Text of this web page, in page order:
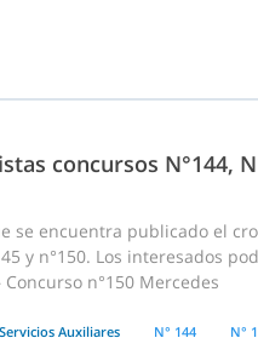
concursos N°144,
se encuentra publicado el
y n°150. Los interesados
n°150 Mercedes
Servicios Auxiliares N° 144 N°